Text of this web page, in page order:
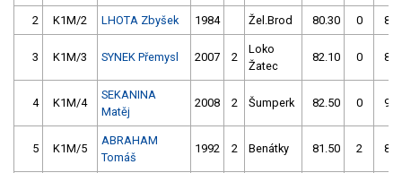
2 K1M/2 LHOTA Zbyšek 1984 Žel.Brod 80.30 0
3 K1M/3 SYNEK Přemysl 2007 2
Loko
Žatec
82.10 0
4 K1M/4
SEKANINA
Matěj
2008 2 Šumperk 82.50 0
5 K1M/5
ABRAHAM
Tomáš
1992 2 Benátky 81.50 2